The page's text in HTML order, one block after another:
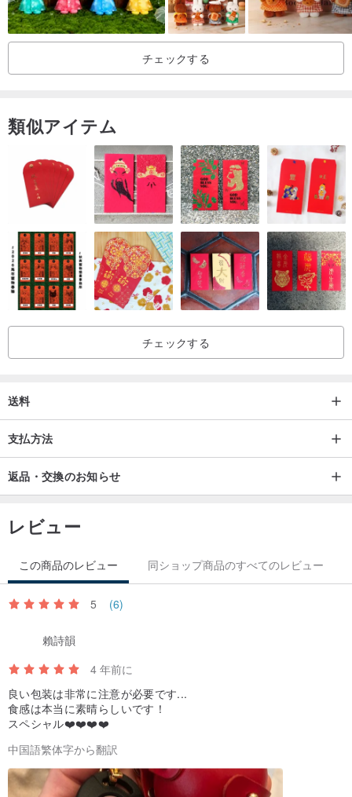
チェックする
類似アイテム
チェックする
送料
支払方法
返品・交換のお知らせ
レビュー
この商品のレビュー 同ショップ商品のすべてのレビュー
5 (6)
賴詩韻
4 年前に
良い包装は非常に注意が必要です...
食感は本当に素晴らしいです！
スペシャル❤️❤️❤️❤️
中国語繁体字から翻訳